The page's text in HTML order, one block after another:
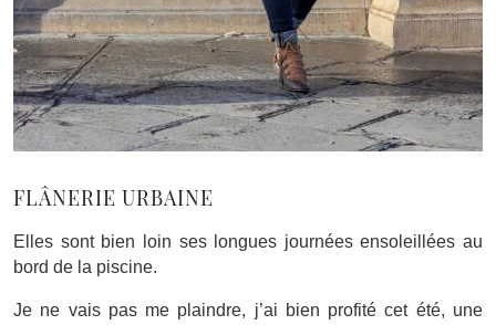
FLÂNERIE URBAINE
Elles sont bien loin ses longues journées ensoleillées au
bord de la piscine.
Je ne vais pas me plaindre, j’ai bien profité cet été, une